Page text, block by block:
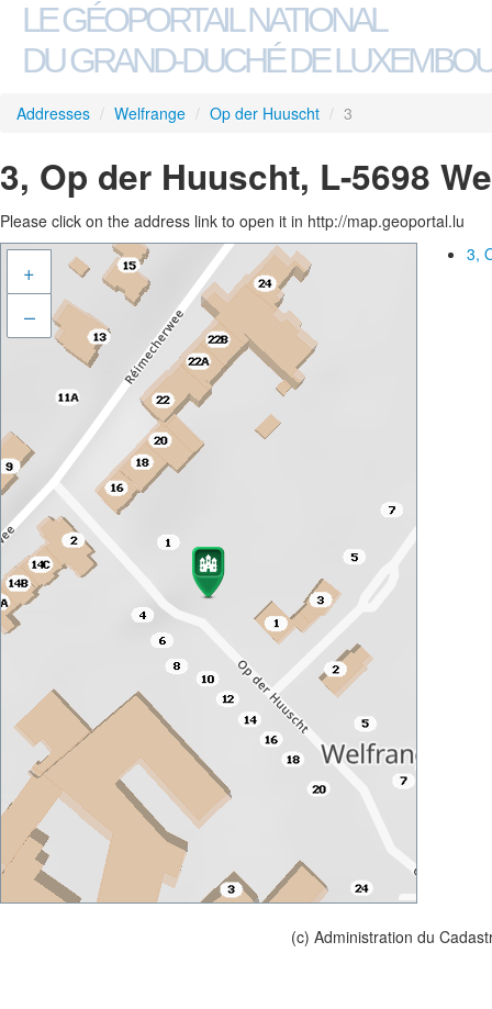
LE GÉOPORTAIL NATIONAL
DU GRAND-DUCHÉ DE
Addresses / Welfrange / Op der Huuscht / 3
3, Op der Huuscht, L-5698
Please click on the address link to open it in http://map.geoportal.lu
+
–
3,
(c) Administration du